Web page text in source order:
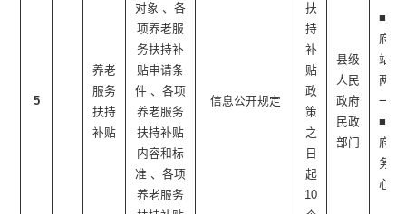
5
养老
服务
扶持
补贴
对象 、各
项养老服
务扶持补
贴申请条
件 、各项
养老服务
扶持补贴
内容和标
准 、各项
养老服务
信息公开规定
扶
持
补
贴
政
策
之
日
起
10
县级
人民
政府
民政
部门
■政
府网
站 ■
两微
一端
■政
府服
务中
心